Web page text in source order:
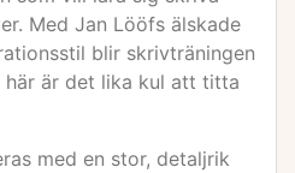
Med Jan Lööfs älskade
blir skrivträningen
här är det lika kul att titta
med en stor, detaljrik